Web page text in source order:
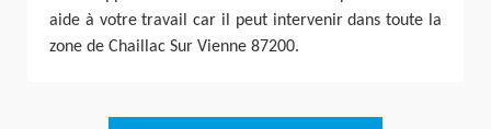
aide à votre travail car il peut intervenir dans toute la
zone de Chaillac Sur Vienne 87200.